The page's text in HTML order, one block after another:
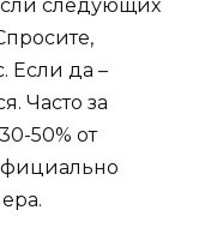
следующих
Если да –
Часто за
50% от